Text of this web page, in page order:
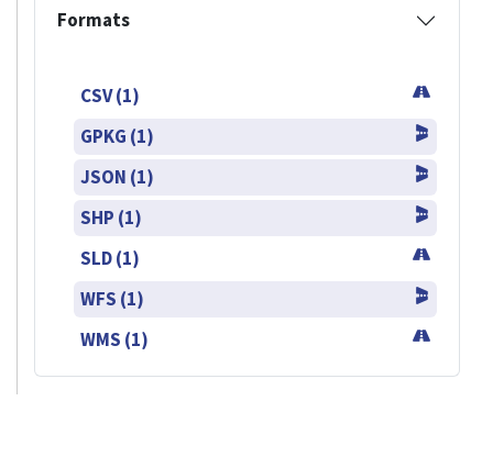
Formats
CSV (1)
GPKG (1)
JSON (1)
SHP (1)
SLD (1)
WFS (1)
WMS (1)